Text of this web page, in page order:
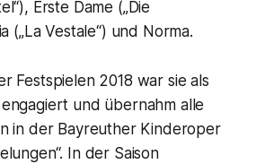
Erste Dame („Die
(„La Vestale“) und Norma.
Festspielen 2018 war sie als
und übernahm alle
in der Bayreuther Kinderoper
In der Saison